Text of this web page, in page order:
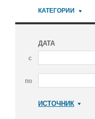
КАТЕГОРИИ
ДАТА
с
по
ИСТОЧНИК